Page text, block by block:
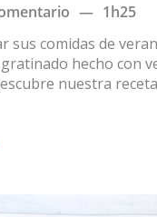
— 1h25
sus comidas de
hecho con
nuestra